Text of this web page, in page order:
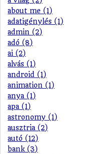
about me (1)
adatigénylés (1)
admin (2)
adó (8)
ai (2)
alvás (1)
android (1)
animation (1)
anya (1)
apa (1)
astronomy (1)
ausztria (2)
autó (12)
bank (3)